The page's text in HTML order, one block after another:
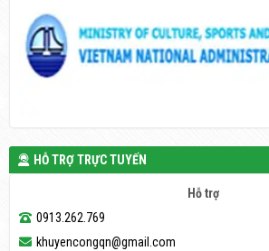
HỖ TRỢ TRỰC TUYẾN
Hỗ trợ
0913.262.769
khuyencongqn@gmail.com